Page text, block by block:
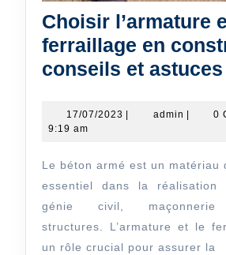
Choisir l’armature
ferraillage en
conseils et astuces
:
17/07/2023 17/07/2023
admin admin0
9:19 am
Le béton armé est un matériau de construction
essentiel dans la réalisation
génie civil,
structures. L’armature et le
un rôle crucial pour assurer la